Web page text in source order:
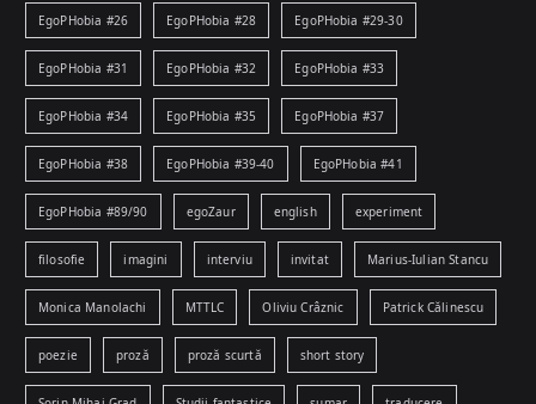
EgoPHobia #26 EgoPHobia #28 EgoPHobia #29-30
EgoPHobia #31 EgoPHobia #32 EgoPHobia #33
EgoPHobia #34 EgoPHobia #35 EgoPHobia #37
EgoPHobia #38 EgoPHobia #39-40 EgoPHobia #41
EgoPHobia #89/90 egoZaur english experiment
filosofie imagini interviu invitat Marius-Iulian Stancu
Monica Manolachi MTTLC Oliviu Crâznic Patrick Călinescu
poezie proză proză scurtă short story